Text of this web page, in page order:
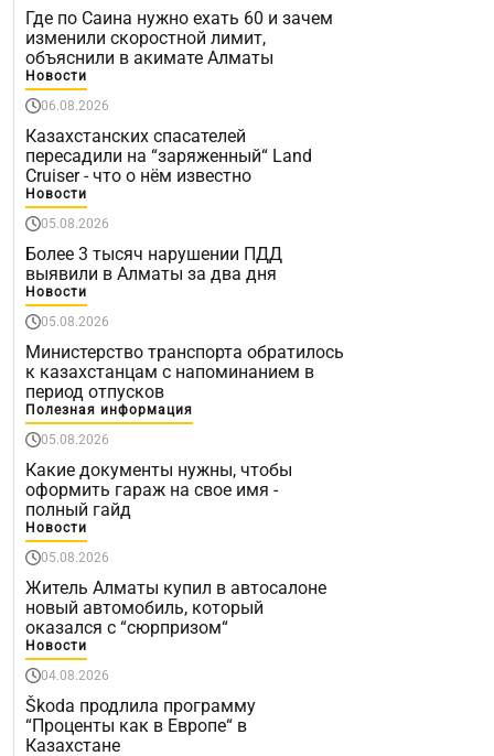
Где по Саина нужно ехать 60 и зачем
изменили скоростной лимит,
объяснили в акимате Алматы
Новости
06.08.2026
Казахстанских спасателей
пересадили на “заряженный“ Land
Cruiser - что о нём известно
Новости
05.08.2026
Более 3 тысяч нарушении ПДД
выявили в Алматы за два дня
Новости
05.08.2026
Министерство транспорта обратилось
к казахстанцам с напоминанием в
период отпусков
Полезная информация
05.08.2026
Какие документы нужны, чтобы
оформить гараж на свое имя -
полный гайд
Новости
05.08.2026
Житель Алматы купил в автосалоне
новый автомобиль, который
оказался с “сюрпризом“
Новости
04.08.2026
Škoda продлила программу
“Проценты как в Европе“ в
Казахстане